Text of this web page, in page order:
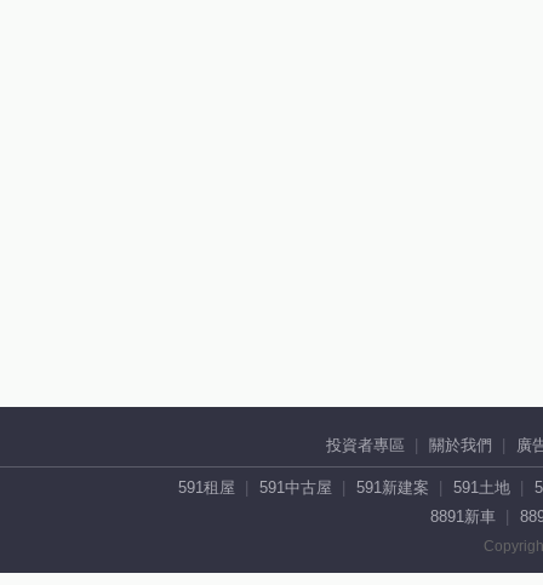
投資者專區 關於我們 廣
591租屋 591中古屋 591新建案 591土地
8891新車